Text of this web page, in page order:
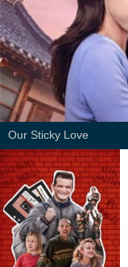
Our Sticky Love